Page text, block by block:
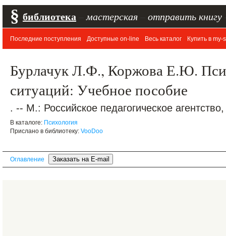
§ библиотека мастерская отправить книгу
Последние поступления Доступные on-line Весь каталог Купить в my-
Бурлачук Л.Ф., Коржова Е.Ю.
ситуаций: Учебное пособие
. -- М.: Российское педагогическое
В каталоге: Психология
Прислано в библиотеку: VooDoo
Оглавление